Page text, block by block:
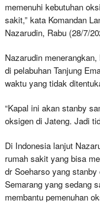
memenuhi kebutuhan
sakit,” kata Komandan
Nazarudin, Rabu (28/7/
Nazarudin
di pelabuhan Tanjung
waktu yang tidak
“Kapal ini akan stanby
oksigen di Jateng. Jadi
Di Indonesia lanjut
rumah sakit yang bisa
dr Soeharso yang
Semarang yang sedang
membantu pemenuhan